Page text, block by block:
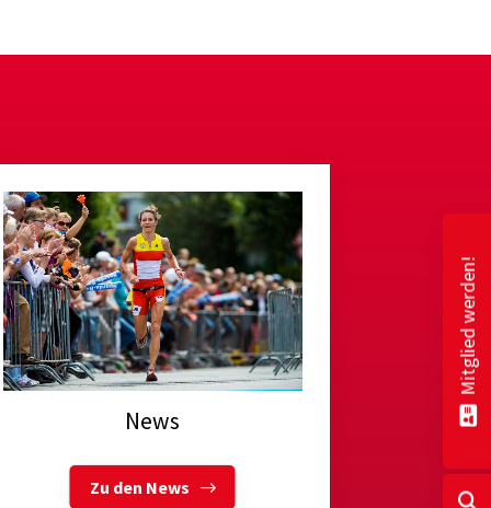
News
Zu den News
Mitglied werden!